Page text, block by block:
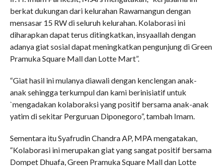
berkat dukungan dari kelurahan Rawamangun dengan
mensasar 15 RW di seluruh kelurahan. Kolaborasi ini
diharapkan dapat terus ditingkatkan, insyaallah dengan
adanya giat sosial dapat meningkatkan pengunjung di Green
Pramuka Square Mall dan Lotte Mart”.
“Giat hasil ini mulanya diawali dengan kenclengan anak-
anak sehingga terkumpul dan kami berinisiatif untuk
`mengadakan kolaboraksi yang positif bersama anak-anak
yatim di sekitar Perguruan Diponegoro”, tambah Imam.
Sementara itu Syafrudin Chandra AP, MPA mengatakan,
“Kolaborasi ini merupakan giat yang sangat positif bersama
Dompet Dhuafa, Green Pramuka Square Mall dan Lotte